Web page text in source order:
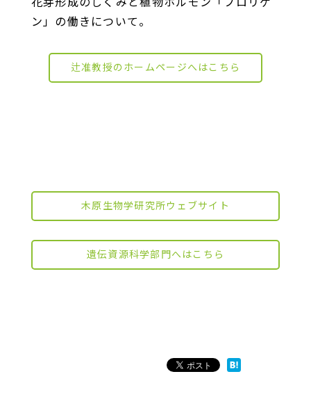
ン」の働きについて。
辻准教授のホームページへはこちら
木原生物学研究所ウェブサイト
遺伝資源科学部門へはこちら